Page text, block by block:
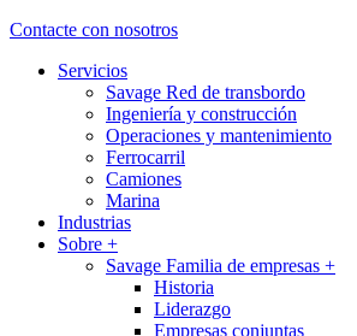
Contacte con nosotros
Servicios
Savage Red de transbordo
Ingeniería y construcción
Operaciones y mantenimiento
Ferrocarril
Camiones
Marina
Industrias
Sobre +
Savage Familia de empresas +
Historia
Liderazgo
Empresas conjuntas